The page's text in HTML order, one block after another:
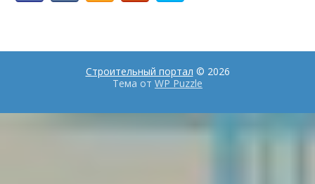
Строительный портал © 2026
Тема от WP Puzzle